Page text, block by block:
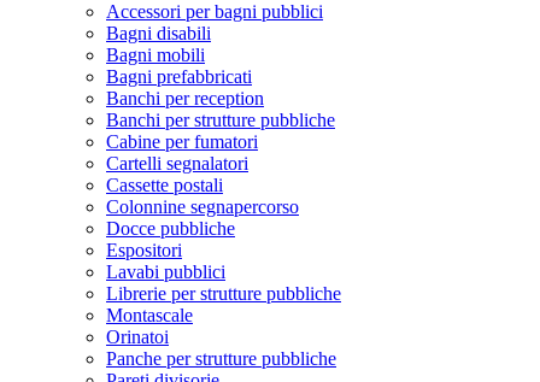
Accessori per bagni pubblici
Bagni disabili
Bagni mobili
Bagni prefabbricati
Banchi per reception
Banchi per strutture pubbliche
Cabine per fumatori
Cartelli segnalatori
Cassette postali
Colonnine segnapercorso
Docce pubbliche
Espositori
Lavabi pubblici
Librerie per strutture pubbliche
Montascale
Orinatoi
Panche per strutture pubbliche